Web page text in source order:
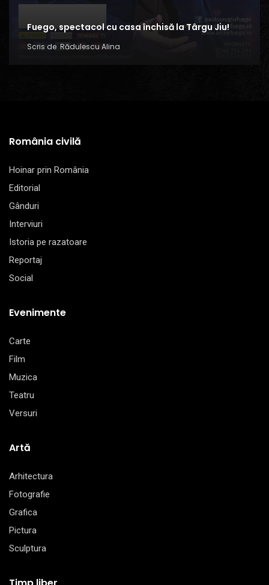
Fuego, spectacol cu casa închisă la Târgu Jiu!
Scris de Rădulescu Alina
România civilă
Hoinar prin România
Editorial
Gânduri
Interviuri
Istoria pe razatoare
Reportaj
Social
Evenimente
Carte
Film
Muzica
Teatru
Versuri
Artă
Arhitectura
Fotografie
Grafica
Pictura
Sculptura